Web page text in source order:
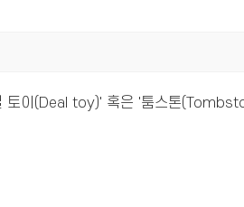
토이(Deal toy)' 혹은 '툼스톤